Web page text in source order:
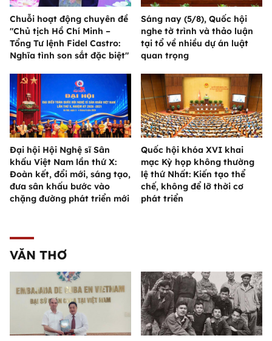
Chuỗi hoạt động chuyên đề
"Chủ tịch Hồ Chí Minh –
Tổng Tư lệnh Fidel Castro:
Nghĩa tình son sắt đặc biệt"
Sáng nay (5/8), Quốc hội
nghe tờ trình và thảo luận
tại tổ về nhiều dự án luật
quan trọng
Đại hội Hội Nghệ sĩ Sân
khấu Việt Nam lần thứ X:
Đoàn kết, đổi mới, sáng tạo,
đưa sân khấu bước vào
chặng đường phát triển mới
Quốc hội khóa XVI khai
mạc Kỳ họp không thường
lệ thứ Nhất: Kiến tạo thể
chế, không để lỡ thời cơ
phát triển
VĂN THƠ